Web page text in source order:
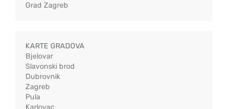
Grad Zagreb
KARTE GRADOVA
Bjelovar
Slavonski brod
Dubrovnik
Zagreb
Pula
Karlovac